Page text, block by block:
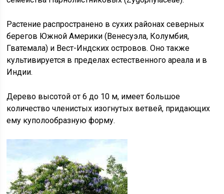
Растение распространено в сухих районах северных
берегов Южной Америки (Венесуэла, Колумбия,
Гватемала) и Вест-Индских островов. Оно также
культивируется в пределах естественного ареала и в
Индии.
Дерево высотой от 6 до 10 м, имеет большое
количество членистых изогнутых ветвей, придающих
ему куполообразную форму.